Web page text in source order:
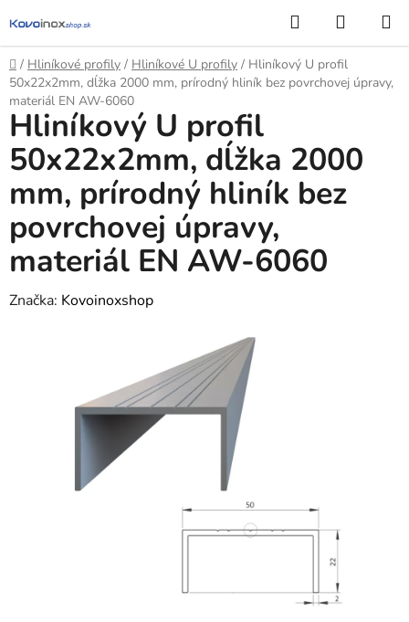
na
obsah
Hľadať
KOŠÍK
Domov
/ Hliníkové profily / Hliníkové U profily / Hliníkový U profil
50x22x2mm, dĺžka 2000 mm, prírodný hliník bez povrchovej úpravy,
materiál EN AW-6060
Hliníkový U profil
50x22x2mm, dĺžka 2000
mm, prírodný hliník bez
povrchovej úpravy,
materiál EN AW-6060
Značka: Kovoinoxshop